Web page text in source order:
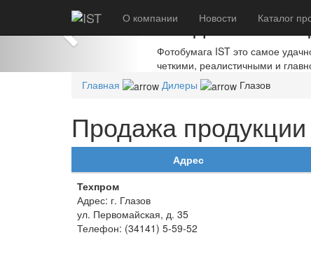
О компании Новости Каталог
Создавайте
Фотобумага IST это самое
четкими, реалистичными и
Previous
Главная Дилеры Глазов
Продажа продукции
Адрес
Техпром
Адрес: г. Глазов
ул. Первомайская, д. 35
Телефон: (34141) 5-59-52